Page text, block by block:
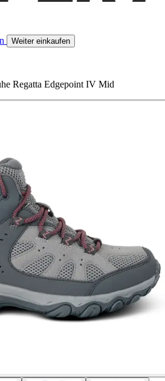
Weiter einkaufen
Regatta Edgepoint IV Mid